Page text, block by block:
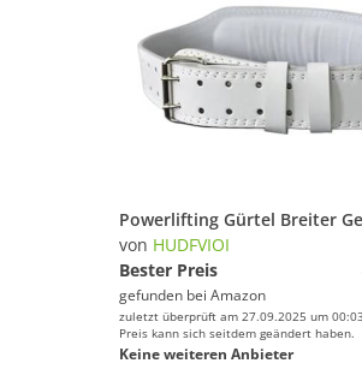
von HUDFVIOI
Bester Preis
gefunden bei Amazon
zuletzt überprüft am 27.09.2025 um
Preis kann sich seitdem geändert haben.
Keine weiteren Anbieter